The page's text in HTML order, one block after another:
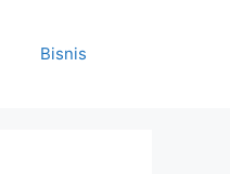
Bisnis